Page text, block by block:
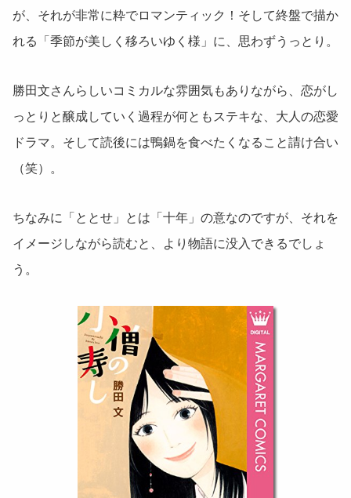
が、それが非常に粋でロマンティック！そして終盤で描か
れる「季節が美しく移ろいゆく様」に、思わずうっとり。
勝田文さんらしいコミカルな雰囲気もありながら、恋がし
っとりと醸成していく過程が何ともステキな、大人の恋愛
ドラマ。そして読後には鴨鍋を食べたくなること請け合い
（笑）。
ちなみに「ととせ」とは「十年」の意なのですが、それを
イメージしながら読むと、より物語に没入できるでしょ
う。